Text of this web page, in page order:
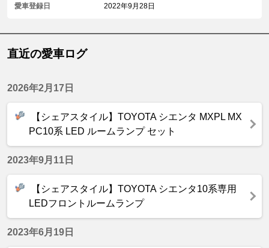
愛車登録日 2022年9月28日
直近の愛車ログ
2026年2月17日
【シェアスタイル】TOYOTA シエンタ MXPL MX
PC10系 LED ルームランプ セット
2023年9月11日
【シェアスタイル】TOYOTA シエンタ10系専用
LEDフロントルームランプ
2023年6月19日